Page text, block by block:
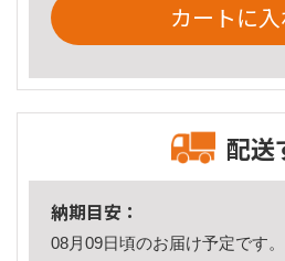
カートに
配送
納期目安：
08月09日頃のお届け予定です。